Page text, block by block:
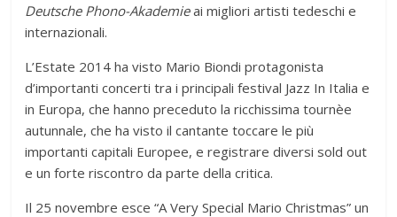
Deutsche Phono-Akademieai migliori artisti tedeschi e
internazionali.
L’Estate 2014 ha visto Mario Biondi protagonista
d’importanti concerti tra i principali festival Jazz In Italia e
in Europa, che hanno preceduto la ricchissima tournèe
autunnale, che ha visto il cantante toccare le più
importanti capitali Europee, e registrare diversi sold out
e un forte riscontro da parte della critica.
Il 25 novembre esce “A Very Special Mario Christmas” un